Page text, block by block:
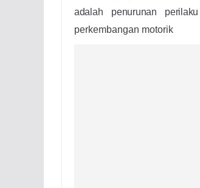
adalah
penurunan
perkembangan motorik